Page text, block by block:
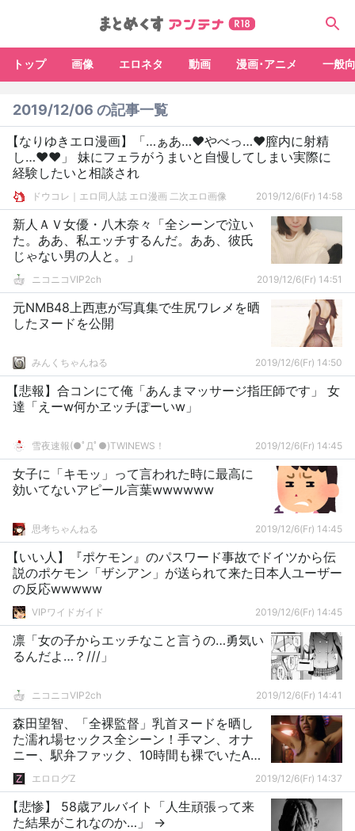
トップ 画像 エロネタ 動画 漫画･アニメ 一般
2019/12/06 の記事一覧
【なりゆきエロ漫画】「…ぁあ…♥やべっ…♥膣内に射精
し…♥♥」 妹にフェラがうまいと自慢してしまい実際に
経験したいと相談され
ドウコレ｜エロ同人誌 エロ漫画 二次エロ画像 2019/12/6(Fr) 14:58
新人ＡＶ女優・八木奈々「全シーンで泣い
た。ああ、私エッチするんだ。ああ、彼氏
じゃない男の人と。」
ニコニコVIP2ch 2019/12/6(Fr) 14:51
元NMB48上西恵が写真集で生尻ワレメを晒
したヌードを公開
みんくちゃんねる 2019/12/6(Fr) 14:50
【悲報】合コンにて俺「あんまマッサージ指圧師です」 女
達「えーw何かヱッチぽーいw」
雪夜速報(●ﾟДﾟ●)TWINEWS！ 2019/12/6(Fr) 14:45
女子に「キモッ」って言われた時に最高に
効いてないアピール言葉wwwwww
思考ちゃんねる 2019/12/6(Fr) 14:45
【いい人】『ポケモン』のパスワード事故でドイツから伝
説のポケモン「ザシアン」が送られて来た日本人ユーザー
の反応wwwww
VIPワイドガイド 2019/12/6(Fr) 14:45
凛「女の子からエッチなこと言うの…勇気い
るんだよ…？///」
ニコニコVIP2ch 2019/12/6(Fr) 14:41
森田望智、「全裸監督」乳首ヌードを晒し
た濡れ場セックス全シーン！手マン、オナ
ニー、駅弁ファック、10時間も裸でいたAV
撮影シーンがコチラ
エロログZ 2019/12/6(Fr) 14:37
【悲惨】 58歳アルバイト「人生頑張って来
た結果がこれなのか…」 →